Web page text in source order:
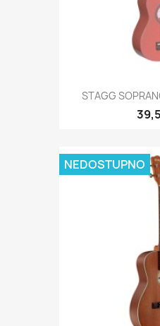
STAGG
NEDOSTUPNO